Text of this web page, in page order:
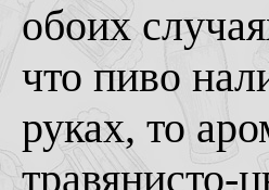
обоих
что пиво
руках, то
травянисто-